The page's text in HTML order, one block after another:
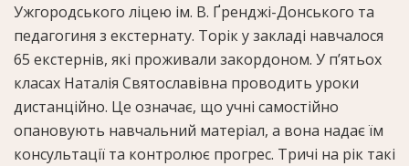
Ужгородського ліцею ім. В. Ґренджі-Донського та
педагогиня з екстернату. Торік у закладі навчалося
65 екстернів, які проживали закордоном. У п’ятьох
класах Наталія Святославівна проводить уроки
дистанційно. Це означає, що учні самостійно
опановують навчальний матеріал, а вона надає їм
консультації та контролює прогрес. Тричі на рік такі